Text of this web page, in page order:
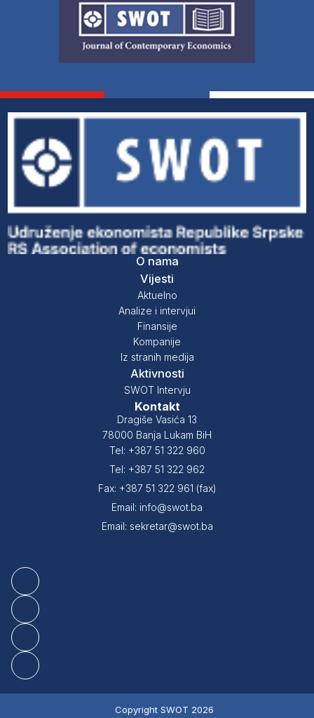
O nama
Vijesti
Aktuelno
Analize i intervjui
Finansije
Kompanije
Iz stranih medija
Aktivnosti
SWOT Intervju
Kontakt
Dragiše Vasića 13
78000 Banja Lukam BiH
Tel: +387 51 322 960
Tel: +387 51 322 962
Fax: +387 51 322 961 (fax)
Email: info@swot.ba
Email: sekretar@swot.ba
Copyright SWOT 2026